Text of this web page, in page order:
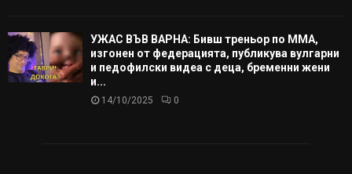
УЖАС ВЪВ ВАРНА: Бивш треньор по ММА,
изгонен от федерацията, публикува вулгарни
и педофилски видеа с деца, бременни жени
и...
14/10/2025 0